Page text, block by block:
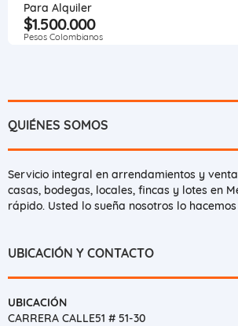
Para Alquiler
$1.500.000
Pesos Colombianos
QUIÉNES SOMOS
Servicio integral en arrendamientos y
casas, bodegas, locales, fincas y lotes en
rápido. Usted lo sueña nosotros lo
UBICACIÓN Y CONTACTO
UBICACIÓN
CARRERA CALLE51 # 51-30